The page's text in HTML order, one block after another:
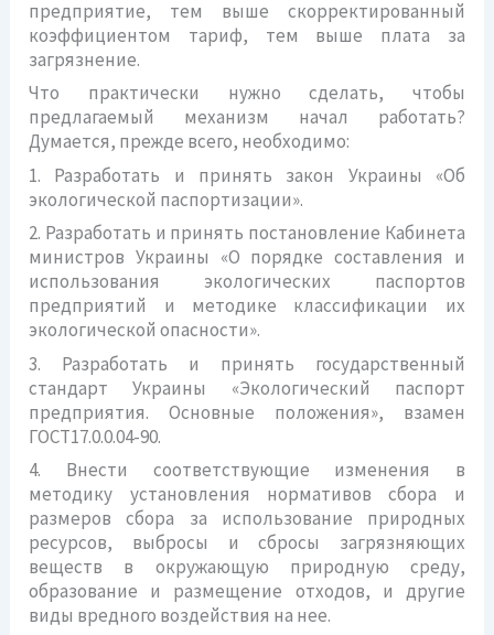
предприятие, тем выше скорректированный
коэффициентом тариф, тем выше плата за
загрязнение.
Что практически нужно сделать, чтобы
предлагаемый механизм начал работать?
Думается, прежде всего, необходимо:
1. Разработать и принять закон Украины «Об
экологической паспортизации».
2. Разработать и принять постановление Кабинета
министров Украины «О порядке составления и
использования экологических паспортов
предприятий и методике классификации их
экологической опасности».
3. Разработать и принять государственный
стандарт Украины «Экологический паспорт
предприятия. Основные положения», взамен
ГОСТ17.0.0.04-90.
4. Внести соответствующие изменения в
методику установления нормативов сбора и
размеров сбора за использование природных
ресурсов, выбросы и сбросы загрязняющих
веществ в окружающую природную среду,
образование и размещение отходов, и другие
виды вредного воздействия на нее.